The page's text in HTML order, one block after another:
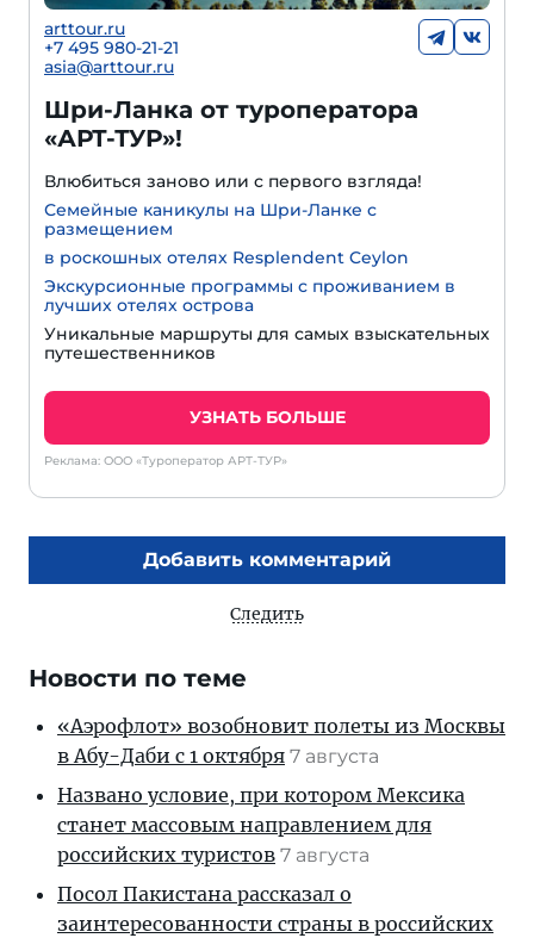
arttour.ru
+7 495 980-21-21
asia@arttour.ru
Шри-Ланка от туроператора
«АРТ-ТУР»!
Влюбиться заново или с первого взгляда!
Семейные каникулы на Шри-Ланке с
размещением
в роскошных отелях Resplendent Ceylon
Экскурсионные программы с проживанием в
лучших отелях острова
Уникальные маршруты для самых взыскательных
путешественников
УЗНАТЬ БОЛЬШЕ
Реклама: ООО «Туроператор АРТ-ТУР»
Добавить комментарий
Следить
Новости по теме
«Аэрофлот» возобновит полеты из Москвы
в Абу-Даби с 1 октября 7 августа
Названо условие, при котором Мексика
станет массовым направлением для
российских туристов 7 августа
Посол Пакистана рассказал о
заинтересованности страны в российских